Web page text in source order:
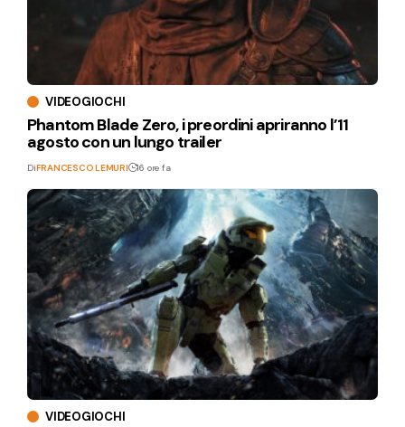
VIDEOGIOCHI
Phantom Blade Zero, i preordini apriranno l’11
agosto con un lungo trailer
DiFRANCESCO LEMURI 16 ore fa
VIDEOGIOCHI